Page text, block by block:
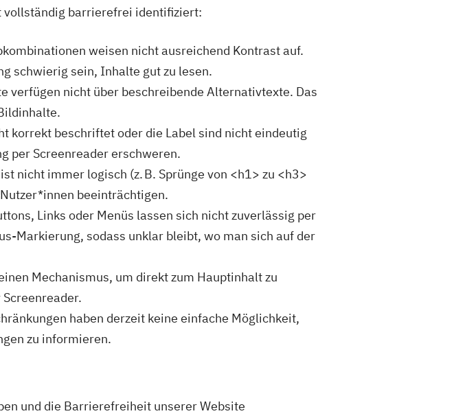
vollständig barrierefrei identifiziert:
weisen nicht ausreichend Kontrast auf.
schwierig sein, Inhalte gut zu lesen.
verfügen nicht über beschreibende Alternativtexte. Das
korrekt beschriftet oder die Label sind nicht eindeutig
per Screenreader erschweren.
nicht immer logisch (z. B. Sprünge von <h1> zu <h3>
beeinträchtigen.
Links oder Menüs lassen sich nicht zuverlässig per
Markierung, sodass unklar bleibt, wo man sich auf der
Mechanismus, um direkt zum Hauptinhalt zu
haben derzeit keine einfache Möglichkeit,
zu informieren.
und die Barrierefreiheit unserer Website